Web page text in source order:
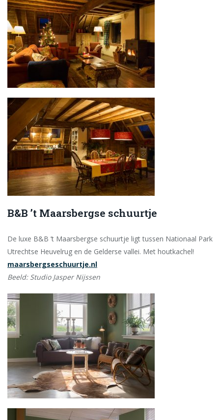
B&B ’t Maarsbergse schuurtje
De luxe B&B ’t Maarsbergse schuurtje ligt tussen Nationaal Park
Utrechtse Heuvelrug en de Gelderse vallei. Met houtkachel!
maarsbergseschuurtje.nl
Beeld: Studio Jasper Nijssen